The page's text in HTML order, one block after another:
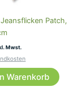
Patch,
Mwst.
Warenkorb